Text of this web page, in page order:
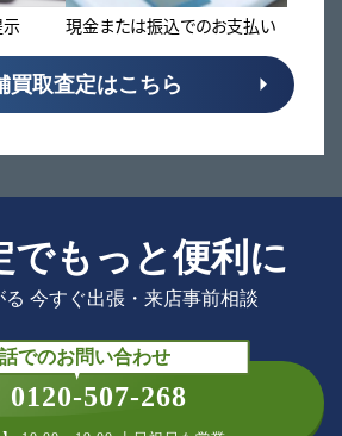
示 現金または振込でのお支払い
買取査定はこちら
でもっと便利に
今すぐ出張・来店事前相談
でのお問い合わせ
0120-507-268